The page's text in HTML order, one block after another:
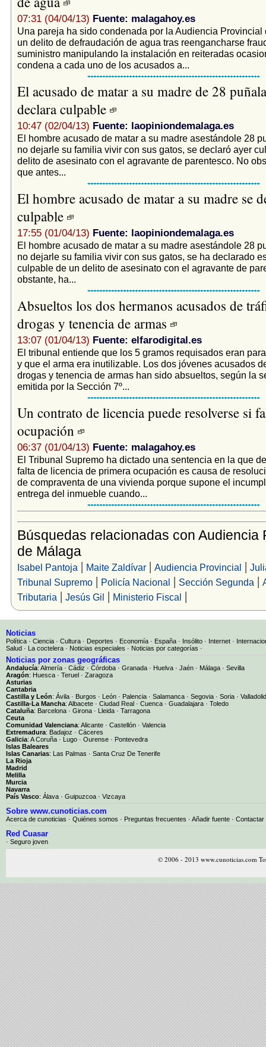
07:31 (04/04/13) Fuente: malagahoy.es
Una pareja ha sido condenada por la Audiencia Provincial
un delito de defraudación de agua tras reengancharse
suministro manipulando la instalación en reiteradas
condena a cada uno de los acusados a...
El acusado de matar a su madre de 28
declara culpable
10:47 (02/04/13) Fuente: laopiniondemalaga.es
El hombre acusado de matar a su madre asestándole 28
no dejarle su familia vivir con sus gatos, se declaró ayer
delito de asesinato con el agravante de parentesco. No
que antes...
El hombre acusado de matar a su madre se
culpable
17:55 (01/04/13) Fuente: laopiniondemalaga.es
El hombre acusado de matar a su madre asestándole 28
no dejarle su familia vivir con sus gatos, se ha declarado
culpable de un delito de asesinato con el agravante de
obstante, ha...
Absueltos los dos hermanos acusados de
drogas y tenencia de armas
13:07 (01/04/13) Fuente: elfarodigital.es
El tribunal entiende que los 5 gramos requisados eran
y que el arma era inutilizable. Los dos jóvenes acusados
drogas y tenencia de armas han sido absueltos, según la
emitida por la Sección 7º...
Un contrato de licencia puede resolverse si
ocupación
06:37 (01/04/13) Fuente: malagahoy.es
El Tribunal Supremo ha dictado una sentencia en la que
falta de licencia de primera ocupación es causa de
de compraventa de una vivienda porque supone el
entrega del inmueble cuando...
Búsquedas relacionadas con Audiencia
de Málaga
Isabel Pantoja | Maite Zaldívar| Audiencia Provincial |
Tribunal Supremo| Policía Nacional | Sección Segunda |
Tributaria | Jesús Gil | Ministerio Fiscal |
Noticias
Política · Ciencia · Cultura · Deportes · Economía · España · Insólito · Internet ·
Salud · La coctelera · Noticias especiales · Noticias por categorías ·
Noticias por zonas geográficas
Andalucía: Almería · Cádiz · Córdoba · Granada · Huelva · Jaén · Málaga · Sevilla
Aragón: Huesca · Teruel · Zaragoza
Asturias
Cantabria
Castilla y León: Ávila · Burgos · León · Palencia · Salamanca · Segovia · Soria · Valladolid
Castilla-La Mancha: Albacete · Ciudad Real · Cuenca · Guadalajara · Toledo
Cataluña: Barcelona · Girona · Lleida · Tarragona
Ceuta
Comunidad Valenciana: Alicante · Castellón · Valencia
Extremadura: Badajoz · Cáceres
Galicia: A Coruña · Lugo · Ourense · Pontevedra
Islas Baleares
Islas Canarias: Las Palmas · Santa Cruz De Tenerife
La Rioja
Madrid
Melilla
Murcia
Navarra
País Vasco: Álava · Guipuzcoa · Vizcaya
Sobre www.cunoticias.com
Acerca de cunoticias · Quiénes somos · Preguntas frecuentes · Añadir fuente · Contactar
Red Cuasar
· Seguro joven
© 2006 - 2013 www.cunoticias.com